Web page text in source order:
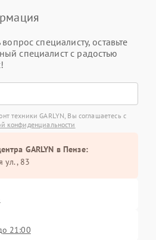
специалисту, оставьте
специалист с радостью
техники GARLYN, Вы соглашаетесь с
конфиденциальности
GARLYN в Пензе:
ул., 83
21:00